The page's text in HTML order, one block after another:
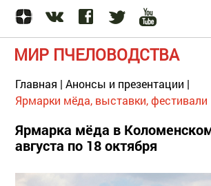
МИР ПЧЕЛОВОДСТВА
Главная | Анонсы и презентации |
Ярмарки мёда, выставки, фестивали
Ярмарка мёда в
августа по 18 октября